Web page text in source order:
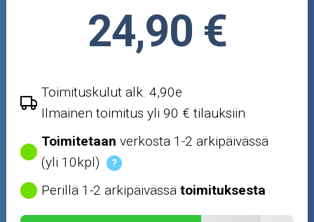
Mopoauton osat
Mönkijän osat
Puutarha ja metsä
Ajovarusteet
Nastarenkaat
Renkaat ja vanteet
24,90 €
Toimituskulut alk. 4,90e
Ilmainen toimitus yli 90 € tilauksiin
Toimitetaan verkosta 1-2 arkipäivässä
(yli 10kpl)
?
Perillä 1-2 arkipäivässätoimituksesta